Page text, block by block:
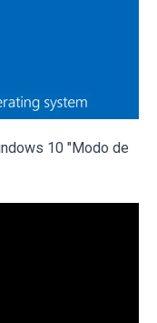
10 "Modo de